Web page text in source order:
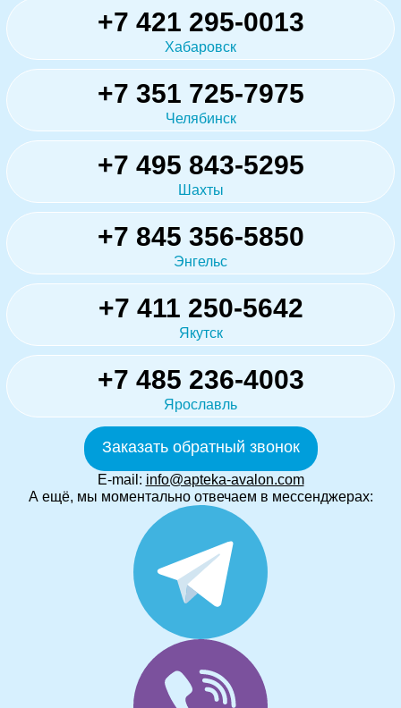
+7 421 295-0013
Хабаровск
+7 351 725-7975
Челябинск
+7 495 843-5295
Шахты
+7 845 356-5850
Энгельс
+7 411 250-5642
Якутск
+7 485 236-4003
Ярославль
Заказать обратный звонок
E-mail: info@apteka-avalon.com
А ещё, мы моментально отвечаем в мессенджерах: